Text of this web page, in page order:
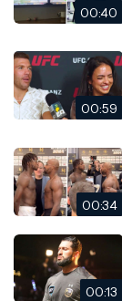
00:40
00:59
00:34
00:13